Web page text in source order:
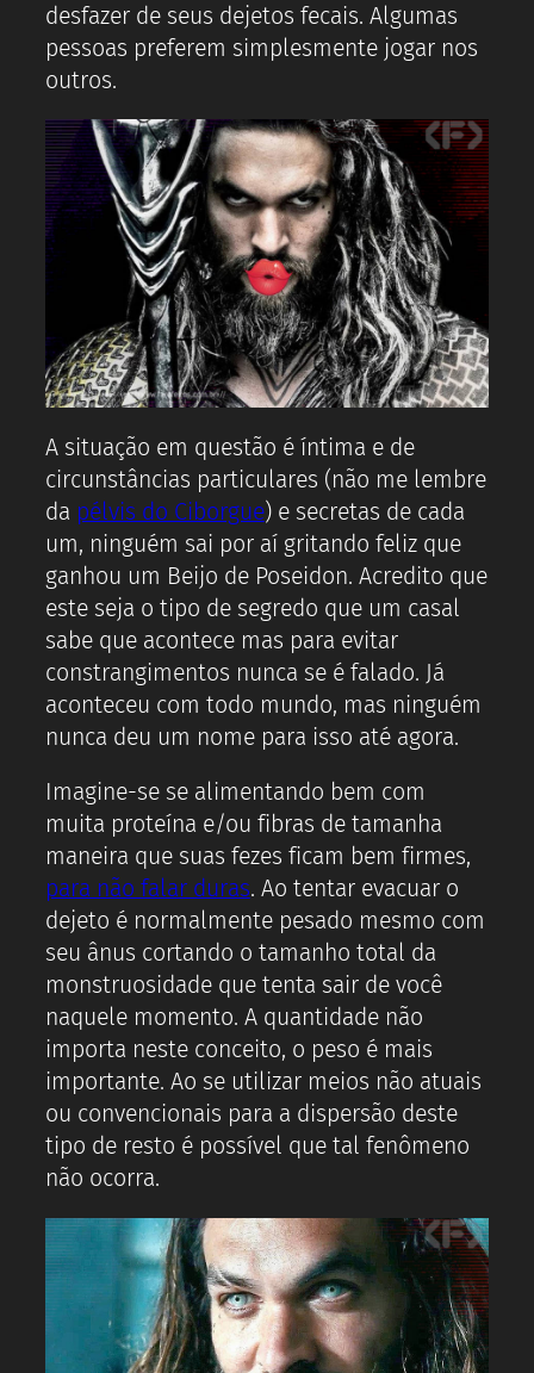
desfazer de seus dejetos fecais. Algumas
pessoas preferem simplesmente jogar nos
outros.
A situação em questão é íntima e de
circunstâncias particulares (não me lembre
da pélvis do Ciborgue) e secretas de cada
um, ninguém sai por aí gritando feliz que
ganhou um Beijo de Poseidon. Acredito que
este seja o tipo de segredo que um casal
sabe que acontece mas para evitar
constrangimentos nunca se é falado. Já
aconteceu com todo mundo, mas ninguém
nunca deu um nome para isso até agora.
Imagine-se se alimentando bem com
muita proteína e/ou fibras de tamanha
maneira que suas fezes ficam bem firmes,
para não falar duras. Ao tentar evacuar o
dejeto é normalmente pesado mesmo com
seu ânus cortando o tamanho total da
monstruosidade que tenta sair de você
naquele momento. A quantidade não
importa neste conceito, o peso é mais
importante. Ao se utilizar meios não atuais
ou convencionais para a dispersão deste
tipo de resto é possível que tal fenômeno
não ocorra.